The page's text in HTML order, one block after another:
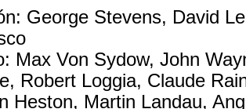
George Stevens, David
Max Von Sydow, John
Robert Loggia, Claude
Heston, Martin Landau,